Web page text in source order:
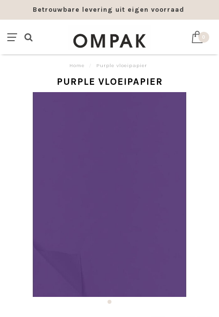
Betrouwbare levering uit eigen voorraad
0
Home Purple vloeipapier
PURPLE VLOEIPAPIER